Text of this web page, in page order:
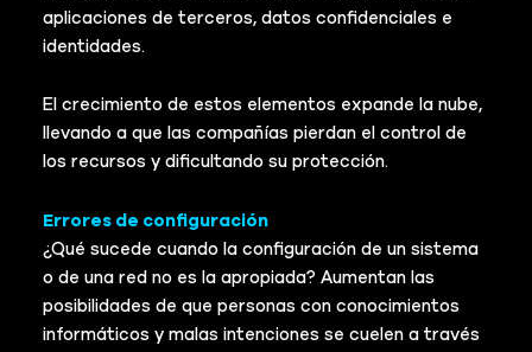
aplicaciones de terceros, datos confidenciales e
identidades.
El crecimiento de estos elementos expande la nube,
llevando a que las compañías pierdan el control de
los recursos y dificultando su protección.
Errores de configuración
¿Qué sucede cuando la configuración de un sistema
o de una red no es la apropiada? Aumentan las
posibilidades de que personas con conocimientos
informáticos y malas intenciones se cuelen a través